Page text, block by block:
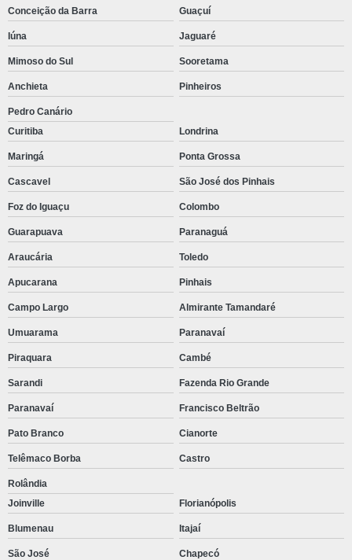
Conceição da Barra Guaçuí
Iúna Jaguaré
Mimoso do Sul Sooretama
Anchieta Pinheiros
Pedro Canário
Curitiba
Londrina
Maringá Ponta Grossa
Cascavel São José dos Pinhais
Foz do Iguaçu Colombo
Guarapuava Paranaguá
Araucária Toledo
Apucarana Pinhais
Campo Largo Almirante Tamandaré
Umuarama Paranavaí
Piraquara Cambé
Sarandi Fazenda Rio Grande
Paranavaí Francisco Beltrão
Pato Branco Cianorte
Telêmaco Borba Castro
Rolândia
Joinville
Florianópolis
Blumenau Itajaí
São José Chapecó